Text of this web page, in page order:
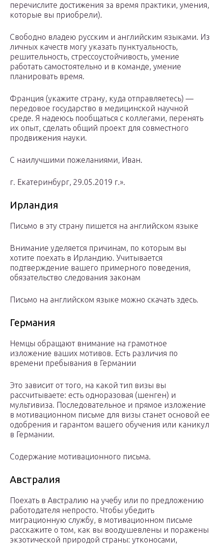
перечислите достижения за время практики, умения,
которые вы приобрели).
Свободно владею русским и английским языками. Из
личных качеств могу указать пунктуальность,
решительность, стрессоустойчивость, умение
работать самостоятельно и в команде, умение
планировать время.
Франция (укажите страну, куда отправляетесь) —
передовое государство в медицинской научной
среде. Я надеюсь пообщаться с коллегами, перенять
их опыт, сделать общий проект для совместного
продвижения науки.
С наилучшими пожеланиями, Иван.
г. Екатеринбург, 29.05.2019 г.».
Ирландия
Письмо в эту страну пишется на английском языке
Внимание уделяется причинам, по которым вы
хотите поехать в Ирландию. Учитывается
подтверждение вашего примерного поведения,
обязательство следования законам
Письмо на английском языке можно скачать здесь.
Германия
Немцы обращают внимание на грамотное
изложение ваших мотивов. Есть различия по
времени пребывания в Германии
Это зависит от того, на какой тип визы вы
рассчитываете: есть одноразовая (шенген) и
мультивиза. Последовательное и прямое изложение
в мотивационном письме для визы станет основой ее
одобрения и гарантом вашего обучения или каникул
в Германии.
Содержание мотивационного письма.
Австралия
Поехать в Австралию на учебу или по предложению
работодателя непросто. Чтобы убедить
миграционную службу, в мотивационном письме
расскажите о том, как вы воодушевлены и поражены
экзотической природой страны: утконосами,